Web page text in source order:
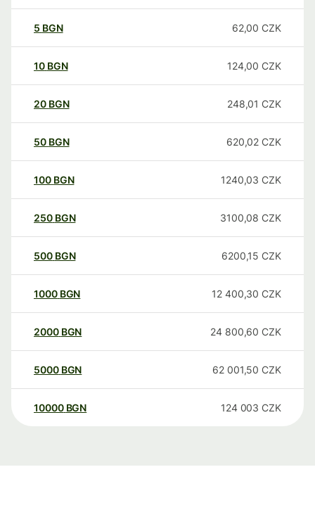
5 BGN 62,00 CZK
10 BGN 124,00 CZK
20 BGN 248,01 CZK
50 BGN 620,02 CZK
100 BGN 1240,03 CZK
250 BGN 3100,08 CZK
500 BGN 6200,15 CZK
1000 BGN 12 400,30 CZK
2000 BGN 24 800,60 CZK
5000 BGN 62 001,50 CZK
10000 BGN 124 003 CZK